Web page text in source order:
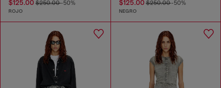
$125.00 $250.00-50%
ROJO
$125.00$250.00-50%
NEGRO